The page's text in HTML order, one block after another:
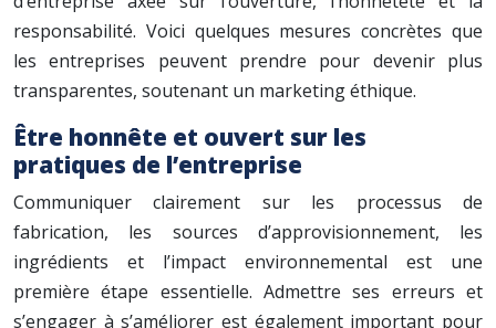
responsabilité. Voici quelques mesures concrètes que
les entreprises peuvent prendre pour devenir plus
transparentes, soutenant un marketing éthique.
Être honnête et ouvert sur les
pratiques de l’entreprise
Communiquer clairement sur les processus de
fabrication, les sources d’approvisionnement, les
ingrédients et l’impact environnemental est une
première étape essentielle. Admettre ses erreurs et
s’engager à s’améliorer est également important pour